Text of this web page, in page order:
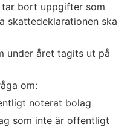
bort uppgifter som
skattedeklarationen ska
under året tagits ut på
om:
noterat bolag
som inte är offentligt